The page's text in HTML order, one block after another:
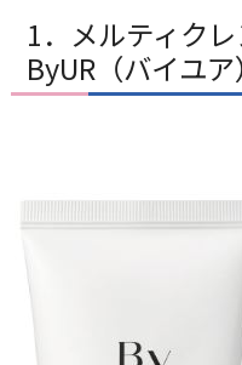
1．メルティク
ByUR（バイユア）